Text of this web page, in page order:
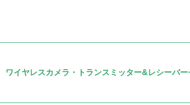
ワイヤレスカメラ・トランスミッター&レシーバー